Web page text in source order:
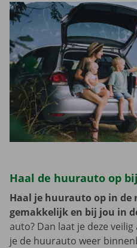
Haal de huurauto op
Haal je huurauto op in de
gemakkelijk en bij jou in
auto? Dan laat je deze
je de huurauto weer